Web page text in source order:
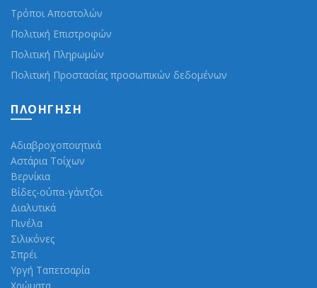
Τρόποι Αποστολών
Πολιτική Επιστροφών
Πολιτική Πληρωμών
Πολιτική Προστασίας προσωπικών δεδομένων
ΠΛΟΉΓΗΣΗ
Αδιαβροχοποιητικά
Αστάρια Τοίχων
Βερνίκια
Βίδες-ούπα-γάντζοι
Διαλυτικά
Πινέλα
Σιλικόνες
Σπρέι
Υργή Ταπετσαρία